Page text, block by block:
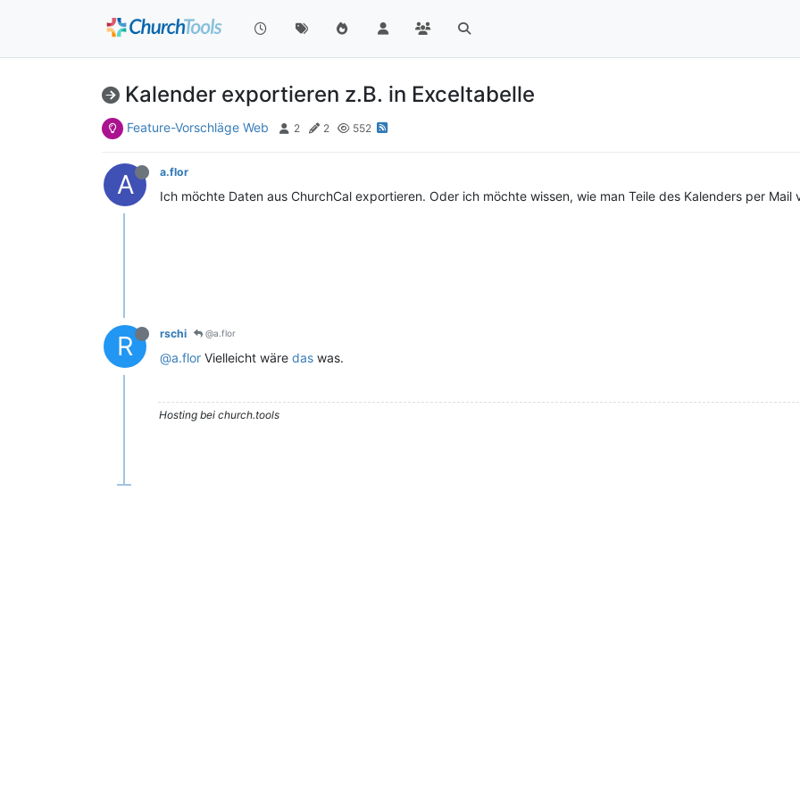
Kalender exportieren z.B. in Exceltabelle
Feature-Vorschläge Web 2 2 552
A a.flor
Ich möchte Daten aus ChurchCal exportieren. Oder ich möchte wissen, wie man Teile des Kalenders per
R rschi @a.flor
@a.flor Vielleicht wäre das was.
Hosting bei church.tools